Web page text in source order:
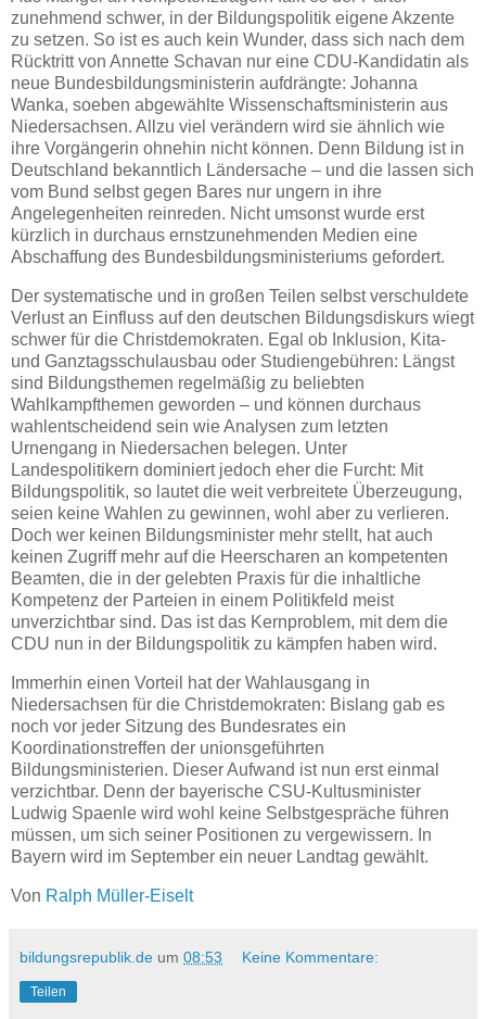
zunehmend schwer, in der Bildungspolitik eigene Akzente
zu setzen. So ist es auch kein Wunder, dass sich nach dem
Rücktritt von Annette Schavan nur eine CDU-Kandidatin als
neue Bundesbildungsministerin aufdrängte: Johanna
Wanka, soeben abgewählte Wissenschaftsministerin aus
Niedersachsen. Allzu viel verändern wird sie ähnlich wie
ihre Vorgängerin ohnehin nicht können. Denn Bildung ist in
Deutschland bekanntlich Ländersache – und die lassen sich
vom Bund selbst gegen Bares nur ungern in ihre
Angelegenheiten reinreden. Nicht umsonst wurde erst
kürzlich in durchaus ernstzunehmenden Medien eine
Abschaffung des Bundesbildungsministeriums gefordert.
Der systematische und in großen Teilen selbst verschuldete
Verlust an Einfluss auf den deutschen Bildungsdiskurs wiegt
schwer für die Christdemokraten. Egal ob Inklusion, Kita-
und Ganztagsschulausbau oder Studiengebühren: Längst
sind Bildungsthemen regelmäßig zu beliebten
Wahlkampfthemen geworden – und können durchaus
wahlentscheidend sein wie Analysen zum letzten
Urnengang in Niedersachen belegen. Unter
Landespolitikern dominiert jedoch eher die Furcht: Mit
Bildungspolitik, so lautet die weit verbreitete Überzeugung,
seien keine Wahlen zu gewinnen, wohl aber zu verlieren.
Doch wer keinen Bildungsminister mehr stellt, hat auch
keinen Zugriff mehr auf die Heerscharen an kompetenten
Beamten, die in der gelebten Praxis für die inhaltliche
Kompetenz der Parteien in einem Politikfeld meist
unverzichtbar sind. Das ist das Kernproblem, mit dem die
CDU nun in der Bildungspolitik zu kämpfen haben wird.
Immerhin einen Vorteil hat der Wahlausgang in
Niedersachsen für die Christdemokraten: Bislang gab es
noch vor jeder Sitzung des Bundesrates ein
Koordinationstreffen der unionsgeführten
Bildungsministerien. Dieser Aufwand ist nun erst einmal
verzichtbar. Denn der bayerische CSU-Kultusminister
Ludwig Spaenle wird wohl keine Selbstgespräche führen
müssen, um sich seiner Positionen zu vergewissern. In
Bayern wird im September ein neuer Landtag gewählt.
Von Ralph Müller-Eiselt
bildungsrepublik.de um 08:53 Keine Kommentare:
Teilen